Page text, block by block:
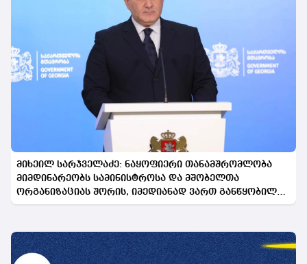
მიხეილ სარჯველაძე: ნაყოფიერი თანამშრომლობა
მიმდინარეობს სამინისტროსა და მშობელთა
ორგანიზაციას შორის, იმედიანად ვართ განწყობილი,
რომ პროგრამის გაფართოება საკეთილდღეო შედეგს